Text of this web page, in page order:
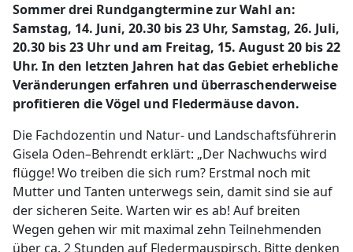
Sommer drei Rundgangtermine zur Wahl an:
Samstag, 14. Juni, 20.30 bis 23 Uhr, Samstag, 26. Juli,
20.30 bis 23 Uhr und am Freitag, 15. August 20 bis 22
Uhr. In den letzten Jahren hat das Gebiet erhebliche
Veränderungen erfahren und überraschenderweise
profitieren die Vögel und Fledermäuse davon.
Die Fachdozentin und Natur- und Landschaftsführerin
Gisela Oden–Behrendt erklärt: „Der Nachwuchs wird
flügge! Wo treiben die sich rum? Erstmal noch mit
Mutter und Tanten unterwegs sein, damit sind sie auf
der sicheren Seite. Warten wir es ab! Auf breiten
Wegen gehen wir mit maximal zehn Teilnehmenden
über ca. 2 Stunden auf Fledermauspirsch. Bitte denken